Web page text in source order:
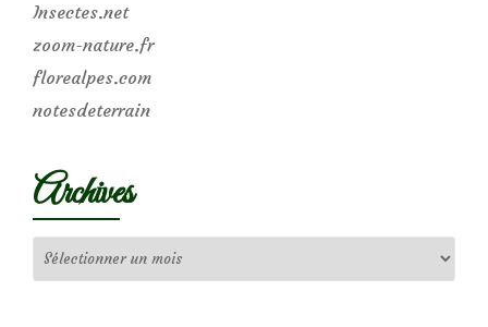
Insectes.net
zoom-nature.fr
florealpes.com
notesdeterrain
Archives